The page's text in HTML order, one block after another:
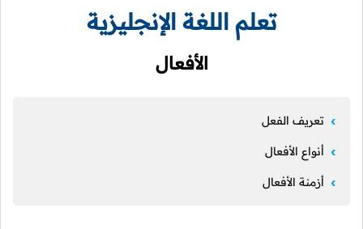
تعلم اللغة الإنجليزية
الأفعال
تعريف الفعل
أنواع الأفعال
أزمنة الأفعال